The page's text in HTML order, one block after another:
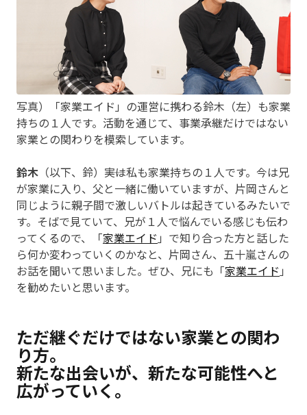
写真）「家業エイド」の運営に携わる鈴木（左）も家業
持ちの１人です。活動を通じて、事業承継だけではない
家業との関わりを模索しています。
鈴木 （以下、鈴）――実は私も家業持ちの１人です。今は兄
が家業に入り、父と一緒に働いていますが、片岡さんと
同じように親子間で激しいバトルは起きているみたいで
す。そばで見ていて、兄が１人で悩んでいる感じも伝わ
ってくるので、「家業エイド 」で知り合った方と話した
ら何か変わっていくのかなと、片岡さん、五十嵐さんの
お話を聞いて思いました。ぜひ、兄にも「家業エイド 」
を勧めたいと思います。
ただ継ぐだけではない家業との関わ
り方。
新たな出会いが、新たな可能性へと
広がっていく。